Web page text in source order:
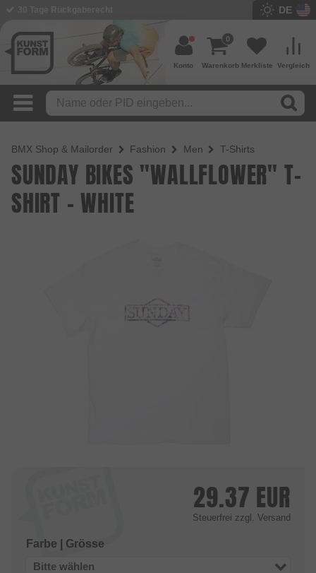
DE
Vergleich
Merkliste
Warenkorb
0
Konto
BMX Shop & Mailorder Fashion Men T-Shirts
SUNDAY BIKES "WALLFLOWER" T-
SHIRT - WHITE
29.37 EUR
Steuerfrei zzgl. Versand
Farbe | Grösse
Bitte wählen